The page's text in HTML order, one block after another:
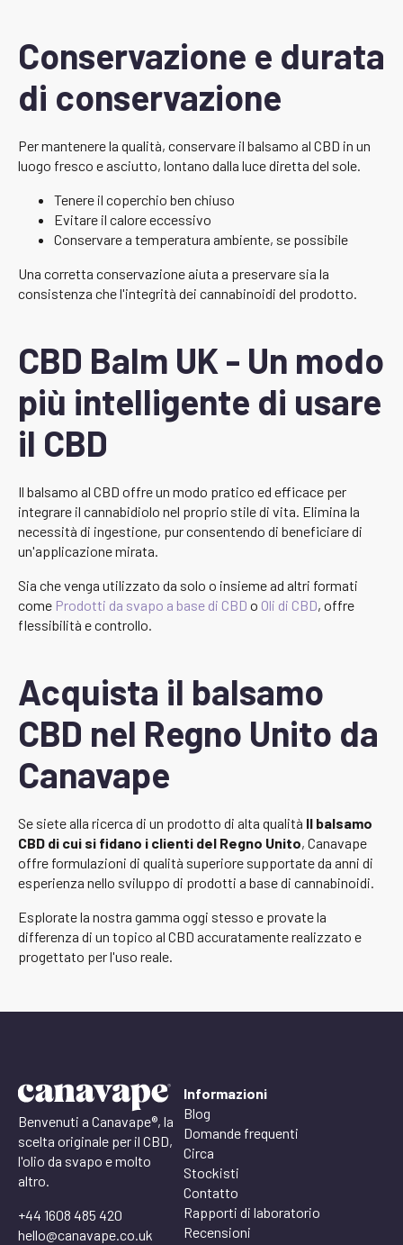
Conservazione e durata
di conservazione
Per mantenere la qualità, conservare il balsamo al CBD in un
luogo fresco e asciutto, lontano dalla luce diretta del sole.
Tenere il coperchio ben chiuso
Evitare il calore eccessivo
Conservare a temperatura ambiente, se possibile
Una corretta conservazione aiuta a preservare sia la
consistenza che l'integrità dei cannabinoidi del prodotto.
CBD Balm UK - Un modo
più intelligente di usare
il CBD
Il balsamo al CBD offre un modo pratico ed efficace per
integrare il cannabidiolo nel proprio stile di vita. Elimina la
necessità di ingestione, pur consentendo di beneficiare di
un'applicazione mirata.
Sia che venga utilizzato da solo o insieme ad altri formati
come Prodotti da svapo a base di CBD o Oli di CBD, offre
flessibilità e controllo.
Acquista il balsamo
CBD nel Regno Unito da
Canavape
Se siete alla ricerca di un prodotto di alta qualità Il balsamo
CBD di cui si fidano i clienti del Regno Unito, Canavape
offre formulazioni di qualità superiore supportate da anni di
esperienza nello sviluppo di prodotti a base di cannabinoidi.
Esplorate la nostra gamma oggi stesso e provate la
differenza di un topico al CBD accuratamente realizzato e
progettato per l'uso reale.
Benvenuti a Canavape®, la
scelta originale per il CBD,
l'olio da svapo e molto
altro.
+44 1608 485 420
hello@canavape.co.uk
Informazioni
Blog
Domande frequenti
Circa
Stockisti
Contatto
Rapporti di laboratorio
Recensioni